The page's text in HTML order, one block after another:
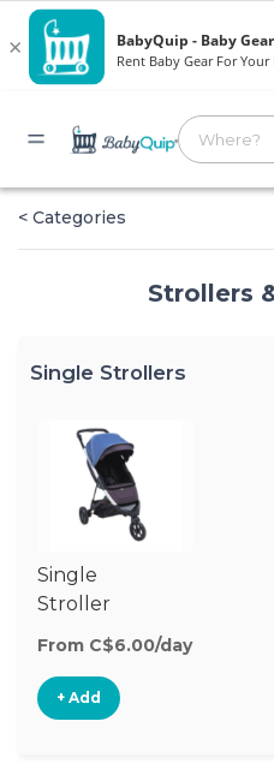
< Categories
Strollers
Single Strollers
Single
Stroller
From C$6.00/day
+ Add